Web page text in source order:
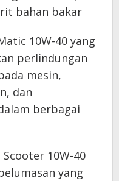
bahan bakar
10W-40 yang
perlindungan
mesin,
dan
berbagai
10W-40
yang